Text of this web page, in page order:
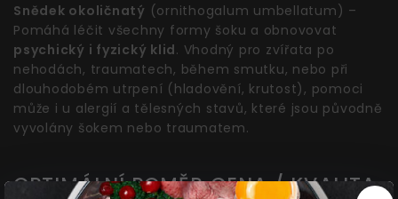
Snědek okoličnatý (ornithogalum umbellatum) –
Pomáhá léčit všechny formy šoku a obnovovat
psychický i fyzický klid. Vhodný pro zvířata po
nehodách, traumatech, během smutku, nebo při
dlouhodobém utrpení (hladovění, krutost), pomoci
může i u alergií a tělesných stavů, které jsou původně
vyvolány šokem nebo traumatem.
OPTIMÁLNÍ POMĚR CENA / KVALITA